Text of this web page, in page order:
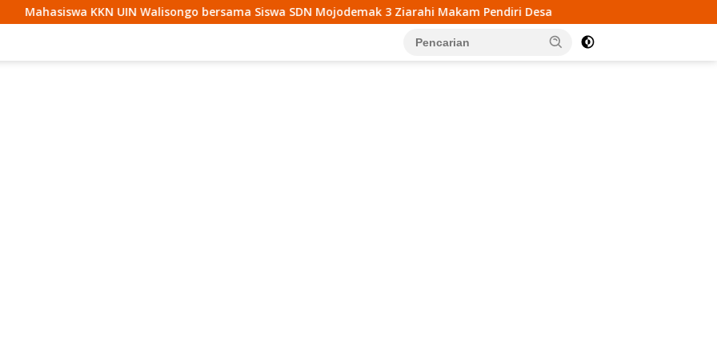
Walisongo bersama Siswa SDN Mojodemak 3 Ziarahi Makam Pendiri Desa Mahasiswa KKN UIN Walisongo Gelar